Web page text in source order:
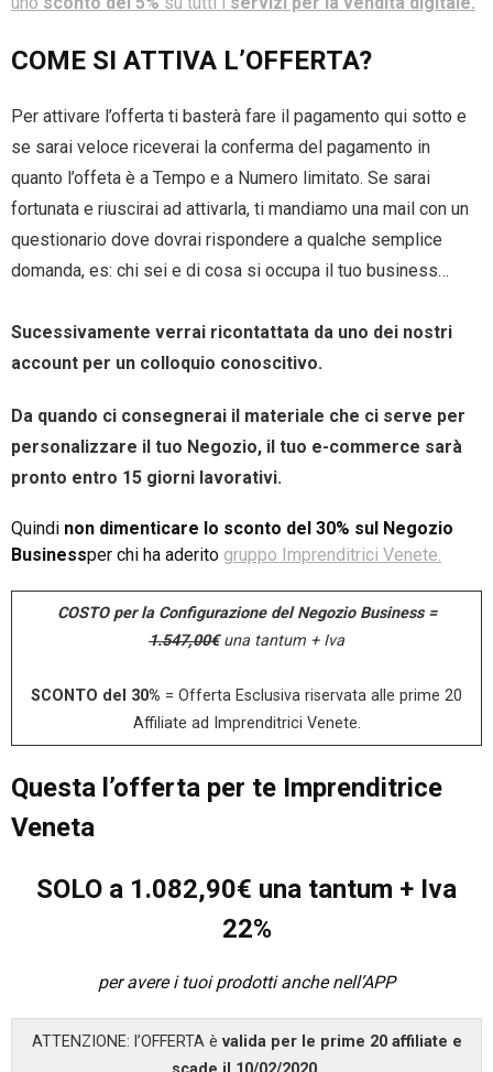
COME SI ATTIVA L’OFFERTA?
Per attivare l’offerta ti basterà fare il pagamento qui sotto e
se sarai veloce riceverai la conferma del pagamento in
quanto l’offeta è a Tempo e a Numero limitato. Se sarai
fortunata e riuscirai ad attivarla, ti mandiamo una mail con un
questionario dove dovrai rispondere a qualche semplice
domanda, es: chi sei e di cosa si occupa il tuo business…
Sucessivamente verrai ricontattata da uno dei nostri
account per un colloquio conoscitivo.
Da quando ci consegnerai il materiale che ci serve per
personalizzare il tuo Negozio, il tuo e-commerce sarà
pronto entro 15 giorni lavorativi.
Quindi non dimenticare lo sconto del 30% sul Negozio
Businessper chi ha aderito gruppo Imprenditrici Venete.
COSTO per la Configurazione del Negozio Business =
1.547,00€ una tantum + Iva
SCONTO del 30% = Offerta Esclusiva riservata alle prime 20
Affiliate ad Imprenditrici Venete.
Questa l’offerta per te Imprenditrice
Veneta
SOLO a 1.082,90€ una tantum + Iva
22%
per avere i tuoi prodotti anche nell’APP
ATTENZIONE: l’OFFERTA è valida per le prime 20 affiliate e